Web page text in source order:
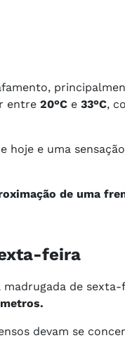
entre 20°C e 33°C,
hoje e uma
de uma
feira
de
devam se